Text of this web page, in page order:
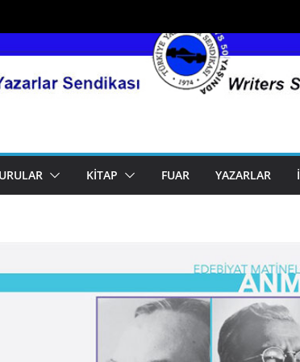
KITAP FUAR YAZARLAR